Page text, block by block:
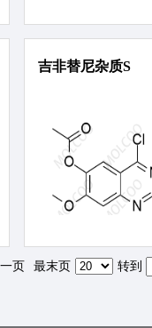
吉非替尼杂质S
页 最末页 转到